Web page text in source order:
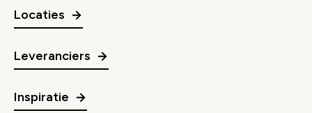
Locaties
Leveranciers
Inspiratie